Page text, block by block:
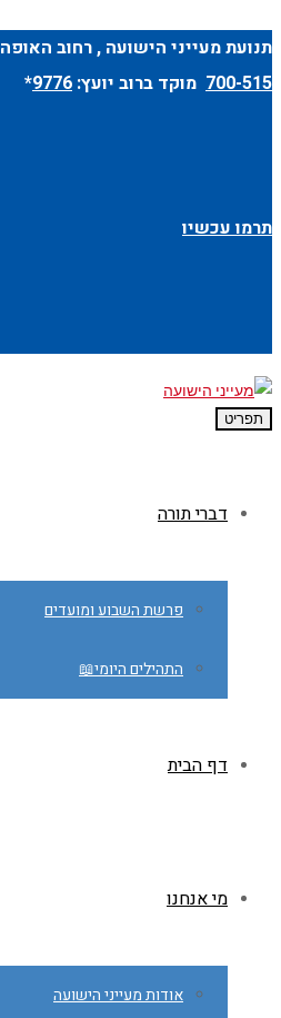
תנועת מעייני הישועה ,רחוב האופה 4
700-515 מוקד ברוב יועץ: 9776
*
תרמו עכשיו
תפריט
דברי תורה
פרשת השבוע ומועדים
התהילים היומי📖
דף הבית
מי אנחנו
אודות מעייני הישועה